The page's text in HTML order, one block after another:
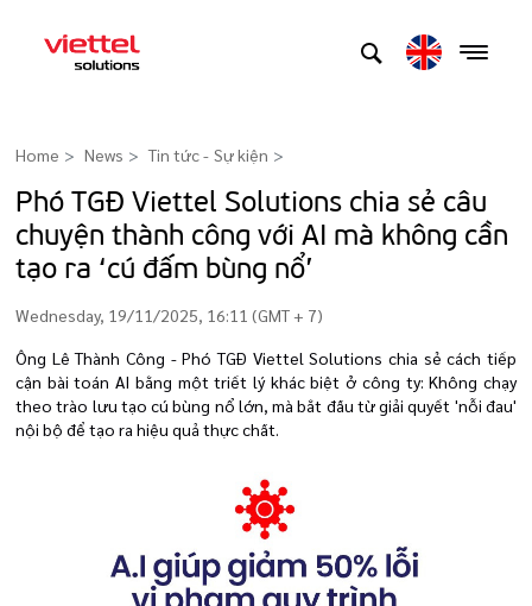
Home News Tin tức - Sự kiện >
Phó TGĐ Viettel Solutions chia sẻ câu
chuyện thành công với AI mà không cần
tạo ra ‘cú đấm bùng nổ’
Wednesday, 19/11/2025, 16:11 (GMT + 7)
Ông Lê Thành Công - Phó TGĐ Viettel Solutions chia sẻ cách tiếp
cận bài toán AI bằng một triết lý khác biệt ở công ty: Không chạy
theo trào lưu tạo cú bùng nổ lớn, mà bắt đầu từ giải quyết 'nỗi đau'
nội bộ để tạo ra hiệu quả thực chất.